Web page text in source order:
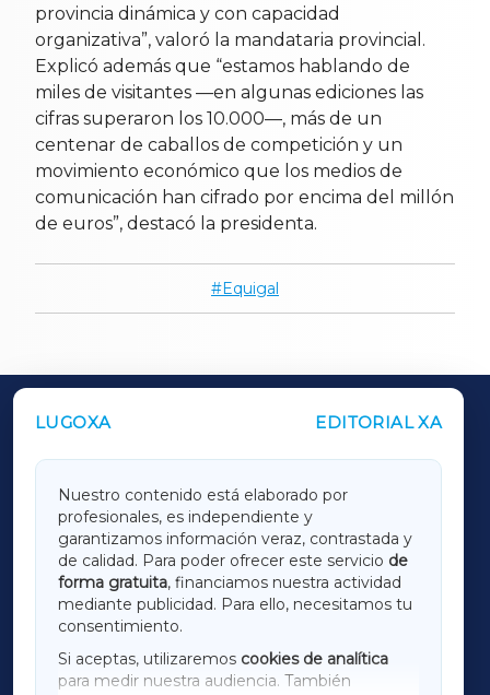
provincia dinámica y con capacidad
organizativa”, valoró la mandataria provincial.
Explicó además que “estamos hablando de
miles de visitantes —en algunas ediciones las
cifras superaron los 10.000—, más de un
centenar de caballos de competición y un
movimiento económico que los medios de
comunicación han cifrado por encima del millón
de euros”, destacó la presidenta.
Equigal
LUGOXA EDITORIAL XA
Nuestro contenido está elaborado por
profesionales, es independiente y
garantizamos información veraz, contrastada y
de calidad. Para poder ofrecer este servicio de
forma gratuita, financiamos nuestra actividad
mediante publicidad. Para ello, necesitamos tu
consentimiento.
Si aceptas, utilizaremos cookies de analítica
para medir nuestra audiencia. También
OUTROS PERIÓDICOS
LUGOXA
TERRACHAXA